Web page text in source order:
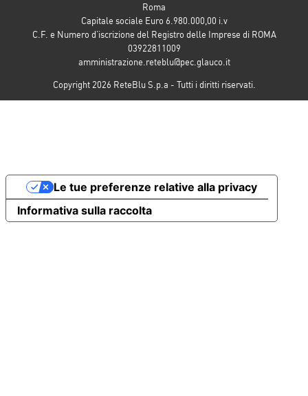
Roma
Capitale sociale Euro 6.980.000,00 i.v
C.F. e Numero d’iscrizione del Registro delle Imprese di ROMA
03922811009
amministrazione.reteblu@pec.glauco.it
Copyright 2026 ReteBlu S.p.a - Tutti i diritti riservati.
Informativa sulla raccolta
Le tue preferenze relative alla privacy